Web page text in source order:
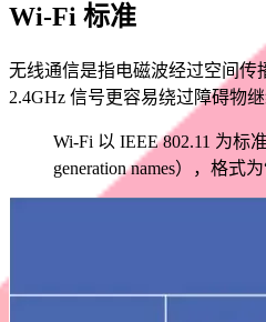
Wi-Fi 标准
无线通信是指电磁波经过空间传
2.4GHz 信号更容易绕过障碍物继
Wi-Fi 以 IEEE 802.11 为标
generation names），格